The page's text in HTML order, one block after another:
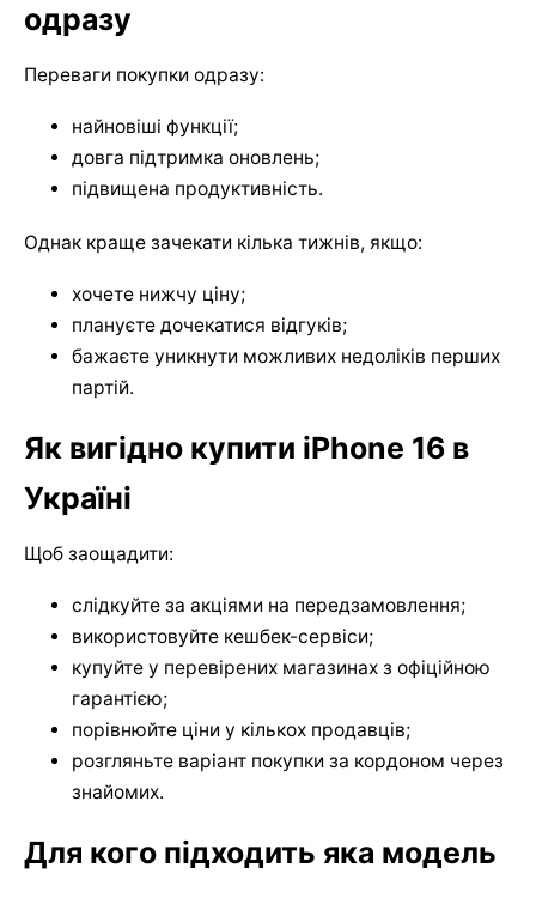
одразу
Переваги покупки одразу:
найновіші функції;
довга підтримка оновлень;
підвищена продуктивність.
Однак краще зачекати кілька тижнів, якщо:
хочете нижчу ціну;
плануєте дочекатися відгуків;
бажаєте уникнути можливих недоліків перших
партій.
Як вигідно купити iPhone 16 в
Україні
Щоб заощадити:
слідкуйте за акціями на передзамовлення;
використовуйте кешбек-сервіси;
купуйте у перевірених магазинах з офіційною
гарантією;
порівнюйте ціни у кількох продавців;
розгляньте варіант покупки за кордоном через
знайомих.
Для кого підходить яка модель